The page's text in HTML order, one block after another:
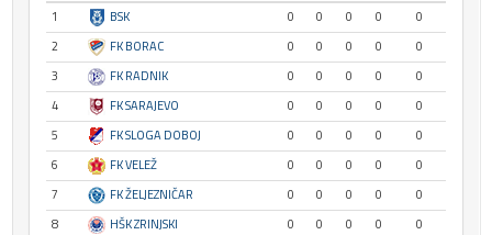
1
BSK 0 0 0 0
0
2
FK BORAC 0 0 0 0
0
3
FK RADNIK 0 0 0 0
0
4
FK SARAJEVO 0 0 0 0
0
5
FK SLOGA DOBOJ 0 0 0 0
0
6
FK VELEŽ 0 0 0 0
0
7
FK ŽELJEZNIČAR 0 0 0 0
0
8
HŠK ZRINJSKI 0 0 0 0
0